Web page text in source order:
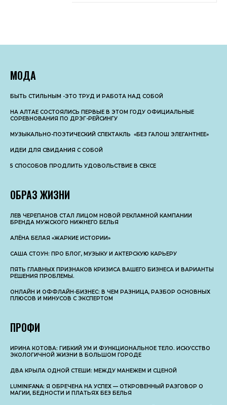
МОДА
БЫТЬ СТИЛЬНЫМ -ЭТО ТРУД И РАБОТА НАД СОБОЙ
НА АЛТАЕ СОСТОЯЛИСЬ ПЕРВЫЕ В ЭТОМ ГОДУ ОФИЦИАЛЬНЫЕ
СОРЕВНОВАНИЯ ПО ДРЭГ-РЕЙСИНГУ
МУЗЫКАЛЬНО-ПОЭТИЧЕСКИЙ СПЕКТАКЛЬ «БЕЗ ГАЛОШ ЭЛЕГАНТНЕЕ»
ИДЕИ ДЛЯ СВИДАНИЯ С СОБОЙ
5 СПОСОБОВ ПРОДЛИТЬ УДОВОЛЬСТВИЕ В СЕКСЕ
ОБРАЗ ЖИЗНИ
ЛЕВ ЧЕРЕПАНОВ СТАЛ ЛИЦОМ НОВОЙ РЕКЛАМНОЙ КАМПАНИИ
БРЕНДА МУЖСКОГО НИЖНЕГО БЕЛЬЯ
АЛЁНА БЕЛАЯ «ЖАРКИЕ ИСТОРИИ»
САША СТОУН: ПРО БЛОГ, МУЗЫКУ И АКТЕРСКУЮ КАРЬЕРУ
ПЯТЬ ГЛАВНЫХ ПРИЗНАКОВ КРИЗИСА ВАШЕГО БИЗНЕСА И ВАРИАНТЫ
РЕШЕНИЯ ПРОБЛЕМЫ.
ОНЛАЙН И ОФФЛАЙН-БИЗНЕС: В ЧЕМ РАЗНИЦА, РАЗБОР ОСНОВНЫX
ПЛЮСОВ И МИНУСОВ С ЭКСПЕРТОМ
ПРОФИ
ИРИНА КОТОВА: ГИБКИЙ УМ И ФУНКЦИОНАЛЬНОЕ ТЕЛО. ИСКУССТВО
ЭКОЛОГИЧНОЙ ЖИЗНИ В БОЛЬШОМ ГОРОДЕ
ДВА КРЫЛА ОДНОЙ СТЕШИ: МЕЖДУ МАНЕЖЕМ И СЦЕНОЙ
LUMINIFANA: Я ОБРЕЧЕНА НА УСПЕХ — ОТКРОВЕННЫЙ РАЗГОВОР О
МАГИИ, БЕДНОСТИ И ПЛАТЬЯХ БЕЗ БЕЛЬЯ